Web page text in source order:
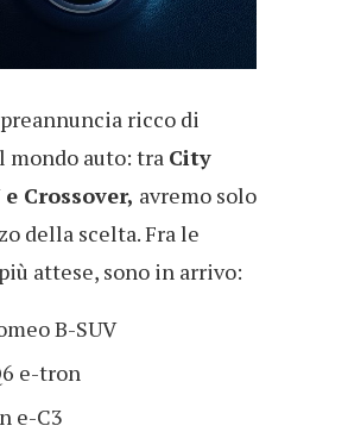
ricco di
mondo auto: tra City
e Crossover, avremo solo
della scelta. Fra le
attese, sono in arrivo:
B-SUV
e-tron
e-C3